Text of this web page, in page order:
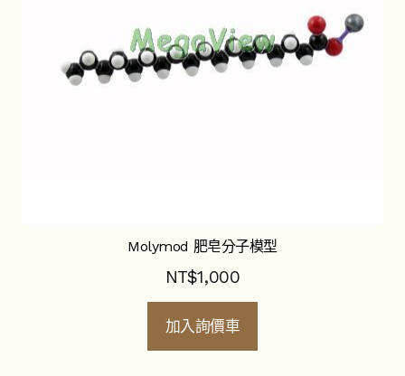
Molymod 肥皂分子模型
NT$1,000
加入詢價車